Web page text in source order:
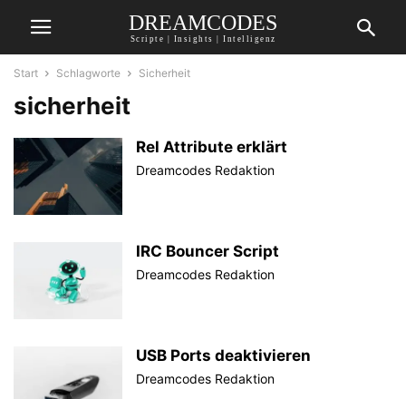
DREAMCODES
Scripte | Insights | Intelligenz
Start Schlagworte Sicherheit
sicherheit
Rel Attribute erklärt
Dreamcodes Redaktion
IRC Bouncer Script
Dreamcodes Redaktion
USB Ports deaktivieren
Dreamcodes Redaktion